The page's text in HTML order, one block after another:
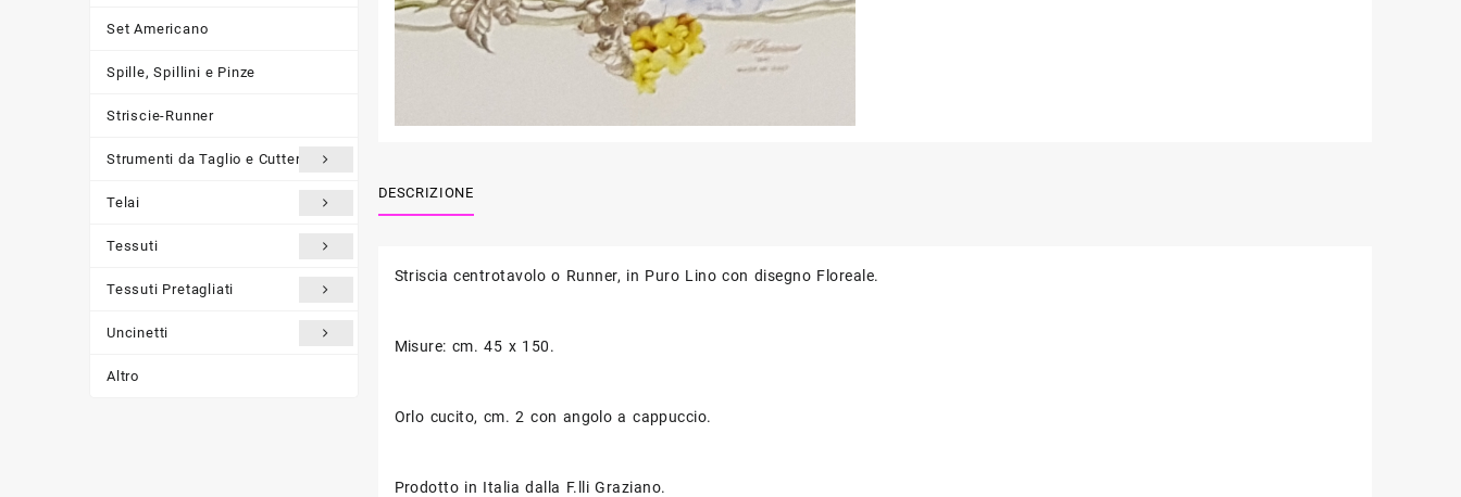
Set Americano
Spille, Spillini e Pinze
Striscie-Runner
Strumenti da Taglio e Cutter
Telai
Tessuti
Tessuti Pretagliati
Uncinetti
Altro
DESCRIZIONE
Striscia centrotavolo o Runner, in Puro Lino con disegno Floreale.
Misure: cm. 45 x 150.
Orlo cucito, cm. 2 con angolo a cappuccio.
Prodotto in Italia dalla F.lli Graziano.